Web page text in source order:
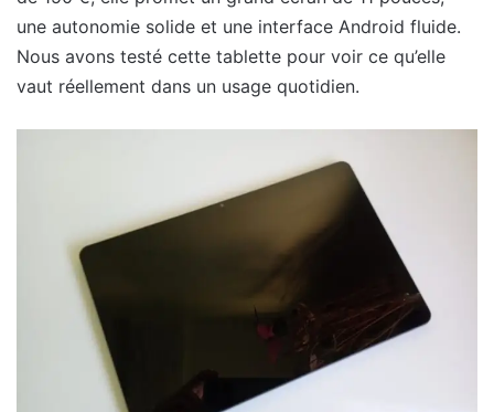
une autonomie solide et une interface Android fluide.
Nous avons testé cette tablette pour voir ce qu’elle
vaut réellement dans un usage quotidien.